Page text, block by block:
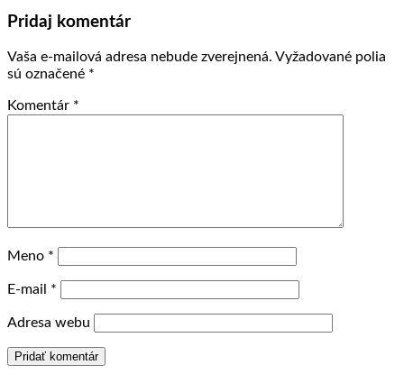
Pridaj komentár
Vaša e-mailová adresa nebude zverejnená. Vyžadované polia
sú označené *
Komentár *
Meno *
E-mail *
Adresa webu